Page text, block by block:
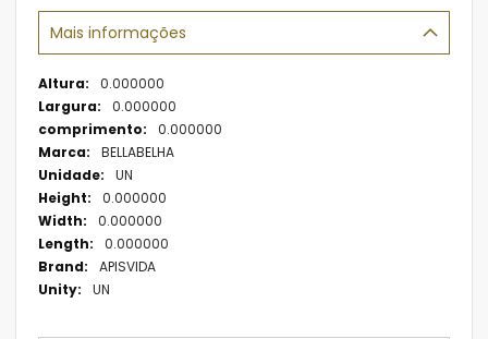
Mais informações
Mais
informações
0.000000
0.000000
0.000000
BELLABELHA
UN
0.000000
0.000000
0.000000
APISVIDA
UN